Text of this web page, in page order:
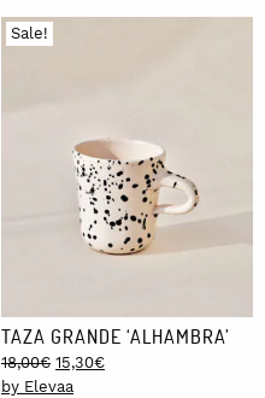
Sale!
TAZA GRANDE ‘ALHAMBRA’
18,00€ Original
price
15,30€Current
by Elevaa